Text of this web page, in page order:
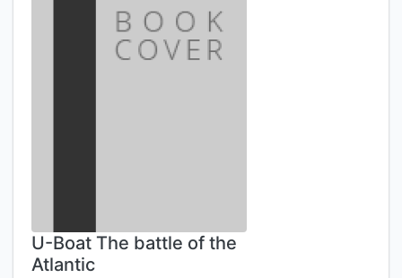
U-Boat The battle of the
Atlantic